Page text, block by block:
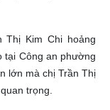
Thị Kim Chi hoảng
tại Công an phường
lớn mà chị Trần Thị
trọng.